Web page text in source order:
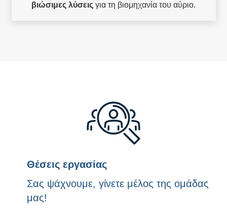
βιώσιμες λύσεις για τη βιομηχανία του αύριο.
Θέσεις εργασίας
Σας ψάχνουμε, γίνετε μέλος της ομάδας
μας!